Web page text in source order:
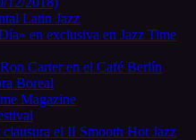
Latin Jazz
en exclusiva en Jazz Time
Carter en el Café Berlín
Boreal
Magazine
el II Smooth Hot Jazz